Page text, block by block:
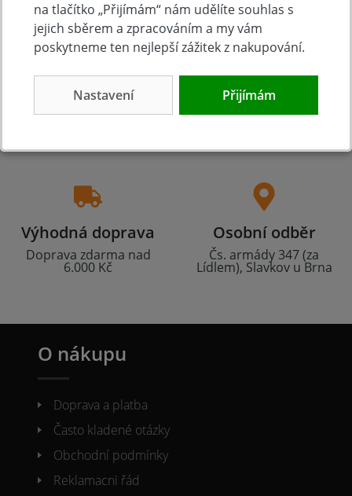
Tradice Zboží skladem
Výhodná doprava
Doprava zdarma nad
6.000 Kč
Osobní odběr
Čs. armády 347 (za
Lídlem), Slavkov u Brna
O nákupu
Doprava a platba
Často kladené otázky
Obchodní podmínky
Reklamacni řád
na tlačítko „Přijímám“ nám udělíte souhlas s
jejich sběrem a zpracováním a my vám
poskytneme ten nejlepší zážitek z nakupování.
Nastavení Přijímám